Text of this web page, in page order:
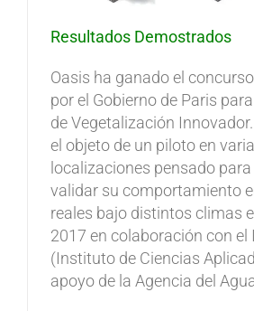
Resultados Demostrados
Oasis ha ganado el
por el Gobierno de Paris
de Vegetalización
el objeto de un piloto en
localizaciones pensado
validar su comportamiento
reales bajo distintos climas
2017 en colaboración con el
(Instituto de Ciencias
apoyo de la Agencia del